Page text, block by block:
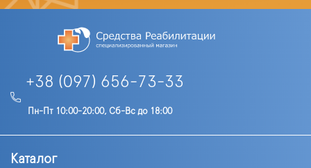
+38 (097) 656-73-33
Пн-Пт 10:00-20:00, Сб-Вс до 18:00
Каталог